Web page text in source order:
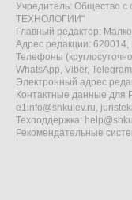
Учредитель: Общество с
ТЕХНОЛОГИИ"
Главный редактор:
Адрес редакции: 620014,
Телефоны
WhatsApp, Viber,
Электронный адрес
Контактные данные для
e1info@shkulev.ru,
Техподдержка:
Рекомендательные